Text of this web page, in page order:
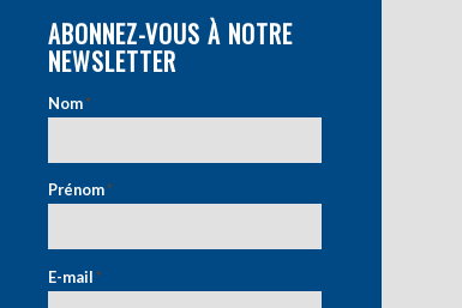
ABONNEZ-VOUS À NOTRE
NEWSLETTER
Nom*
Prénom*
E-mail*